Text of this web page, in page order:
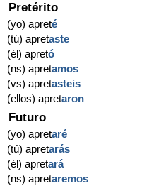
Pretérito
(yo) apreté
(tú) apretaste
(él) apretó
(ns) apretamos
(vs) apretasteis
(ellos) apretaron
Futuro
(yo) apretaré
(tú) apretarás
(él) apretará
(ns) apretaremos